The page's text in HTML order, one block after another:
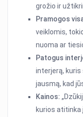
grožio ir
Pramogos
veiklomis,
nuoma ar
Patogus
interjerą,
jausmą, kad
Kainos:
kurios atitinka